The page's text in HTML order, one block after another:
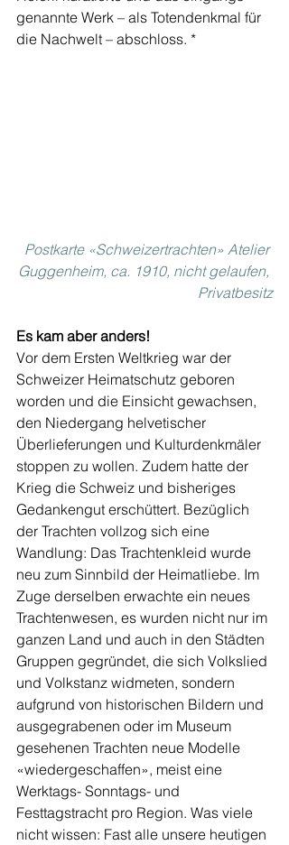
genannte Werk – als Totendenkmal für
die Nachwelt – abschloss. *
Postkarte «Schweizertrachten» Atelier
Guggenheim, ca. 1910, nicht gelaufen,
Privatbesitz
Es kam aber anders!
Vor dem Ersten Weltkrieg war der
Schweizer Heimatschutz geboren
worden und die Einsicht gewachsen,
den Niedergang helvetischer
Überlieferungen und Kulturdenkmäler
stoppen zu wollen. Zudem hatte der
Krieg die Schweiz und bisheriges
Gedankengut erschüttert. Bezüglich
der Trachten vollzog sich eine
Wandlung: Das Trachtenkleid wurde
neu zum Sinnbild der Heimatliebe. Im
Zuge derselben erwachte ein neues
Trachtenwesen, es wurden nicht nur im
ganzen Land und auch in den Städten
Gruppen gegründet, die sich Volkslied
und Volkstanz widmeten, sondern
aufgrund von historischen Bildern und
ausgegrabenen oder im Museum
gesehenen Trachten neue Modelle
«wiedergeschaffen», meist eine
Werktags- Sonntags- und
Festtagstracht pro Region. Was viele
nicht wissen: Fast alle unsere heutigen